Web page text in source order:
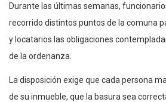
Durante las últimas semanas,
recorrido distintos puntos de la comuna
y locatarios las obligaciones
de la ordenanza.
La disposición exige que cada persona
de su inmueble, que la basura sea